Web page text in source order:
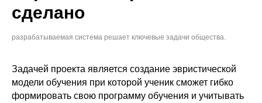
сделано
разрабатываемая система решает ключевые задачи общества.
Задачей проекта является создание эвристической
модели обучения при которой ученик сможет гибко
формировать свою программу обучения и учитывать